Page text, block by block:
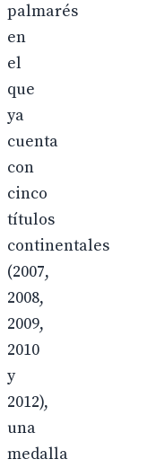
palmarés
en
el
que
ya
cuenta
con
cinco
títulos
continentales
(2007,
2008,
2009,
2010
y
2012),
una
medalla